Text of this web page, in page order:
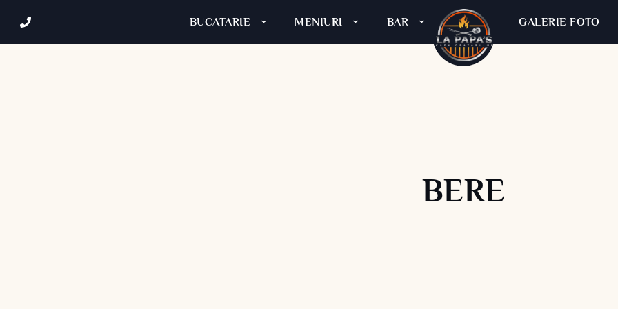
BUCATARIE MENIURI BAR
La
GALERIE FOTO
BERE